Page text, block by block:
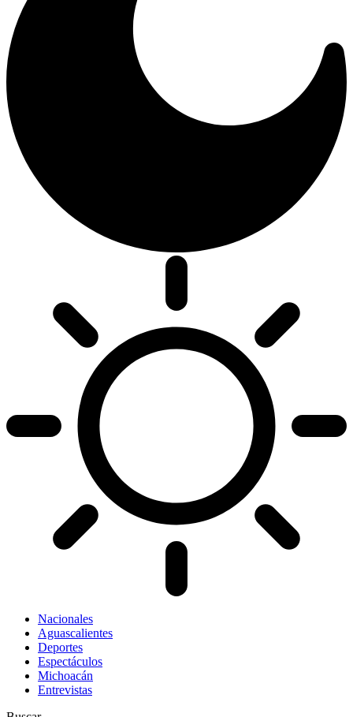
Nacionales
Aguascalientes
Deportes
Espectáculos
Michoacán
Entrevistas